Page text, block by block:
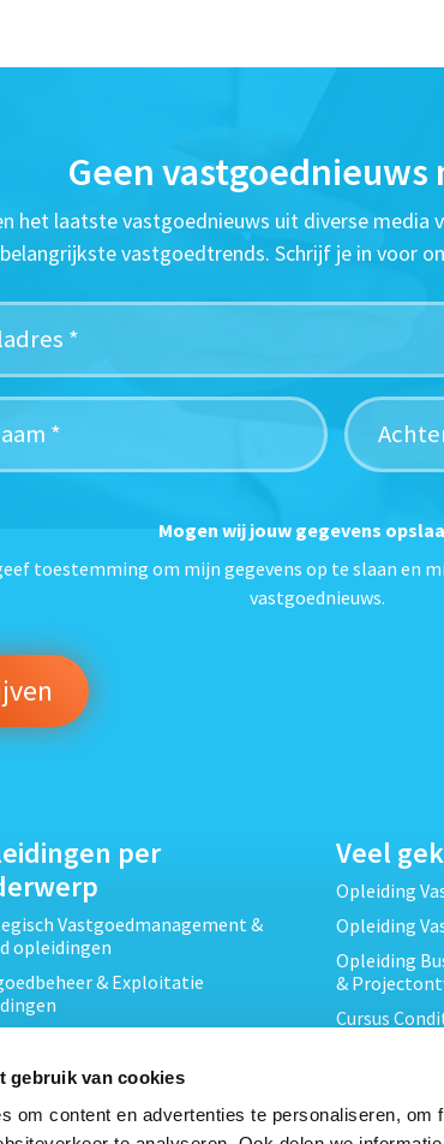
gebruik van cookies
om content en advertenties te personaliseren, om
Geen vastgoednieuws
het laatste vastgoednieuws uit diverse media
belangrijkste vastgoedtrends. Schrijf je in voor
Mogen wij jouw gegevens
toestemming om mijn gegevens op te slaan en
vastgoednieuws.
per
Vastgoedmanagement &
opleidingen
& Exploitatie
&
Onderhoud & Inspectie
Veel
Opleiding
Opleiding
Opleiding
&
Cursus
Cursus EP-